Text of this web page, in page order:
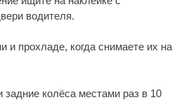
водителя.
и прохладе, когда снимаете их на
колёса местами раз в 10